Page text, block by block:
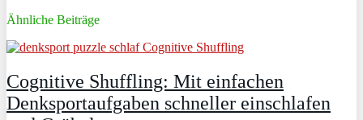
Ähnliche Beiträge
Cognitive Shuffling: Mit einfachen
Denksportaufgaben schneller einschlafen